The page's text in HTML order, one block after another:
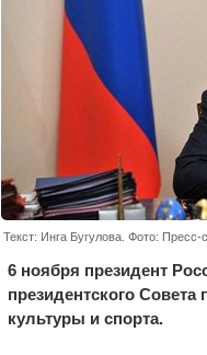
Текст: Инга Бугулова. Фото:
6 ноября президент
президентского
культуры и спорта.